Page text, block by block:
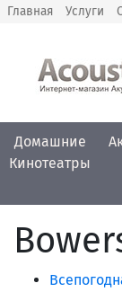
Главная Услуги
Домашние
Кинотеатры